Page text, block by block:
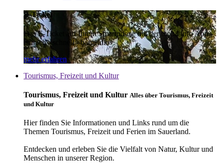
E-Ticket
Das E-Ticket auf Ihrem Smartphone mit der mobil info App -
einfach - schnell - bargeldlos
mehr erfahren
Tourismus, Freizeit und Kultur
Tourismus, Freizeit und Kultur Alles über Tourismus, Freizeit
und Kultur
Hier finden Sie Informationen und Links rund um die
Themen Tourismus, Freizeit und Ferien im Sauerland.
Entdecken und erleben Sie die Vielfalt von Natur, Kultur und
Menschen in unserer Region.